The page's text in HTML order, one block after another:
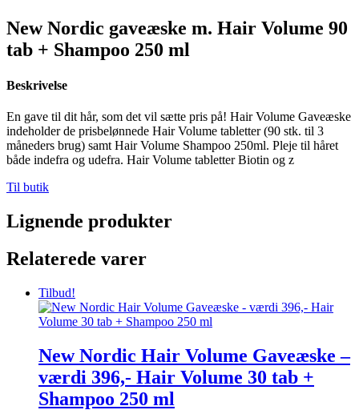
New Nordic gaveæske m. Hair Volume 90
tab + Shampoo 250 ml
Beskrivelse
En gave til dit hår, som det vil sætte pris på! Hair Volume Gaveæske
indeholder de prisbelønnede Hair Volume tabletter (90 stk. til 3
måneders brug) samt Hair Volume Shampoo 250ml. Pleje til håret
både indefra og udefra. Hair Volume tabletter Biotin og z
Til butik
Lignende produkter
Relaterede varer
Tilbud!
New Nordic Hair Volume Gaveæske –
værdi 396,- Hair Volume 30 tab +
Shampoo 250 ml